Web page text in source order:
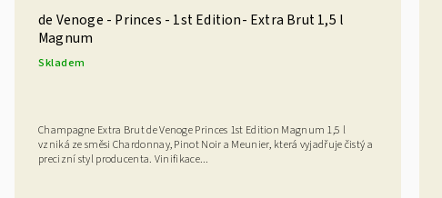
de Venoge - Princes - 1st Edition- Extra Brut 1,5 l
Magnum
Skladem
Champagne Extra Brut de Venoge Princes 1st Edition Magnum 1,5 l
vzniká ze směsi Chardonnay, Pinot Noir a Meunier, která vyjadřuje čistý a
precizní styl producenta. Vinifikace...